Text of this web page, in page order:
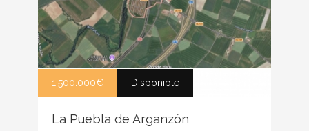
1.500.000€ Disponible
La Puebla de Arganzón